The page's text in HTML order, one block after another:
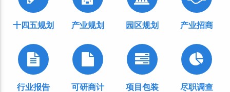
十四五规划 产业规划 园区规划 产业招商
行业报告 可研商计 项目包装 尽职调查